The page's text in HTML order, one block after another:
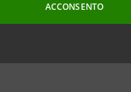
ACCONSENTO